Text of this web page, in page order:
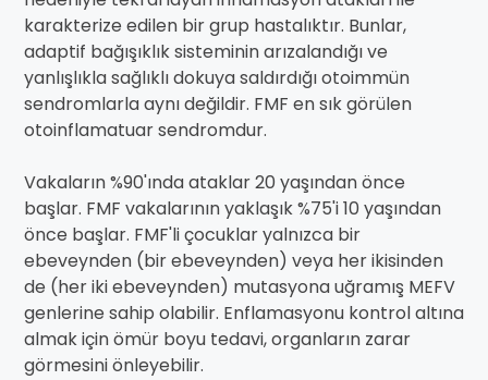
karakterize edilen bir grup hastalıktır. Bunlar,
adaptif bağışıklık sisteminin arızalandığı ve
yanlışlıkla sağlıklı dokuya saldırdığı otoimmün
sendromlarla aynı değildir. FMF en sık görülen
otoinflamatuar sendromdur.
Vakaların %90'ında ataklar 20 yaşından önce
başlar. FMF vakalarının yaklaşık %75'i 10 yaşından
önce başlar. FMF'li çocuklar yalnızca bir
ebeveynden (bir ebeveynden) veya her ikisinden
de (her iki ebeveynden) mutasyona uğramış MEFV
genlerine sahip olabilir. Enflamasyonu kontrol altına
almak için ömür boyu tedavi, organların zarar
görmesini önleyebilir.